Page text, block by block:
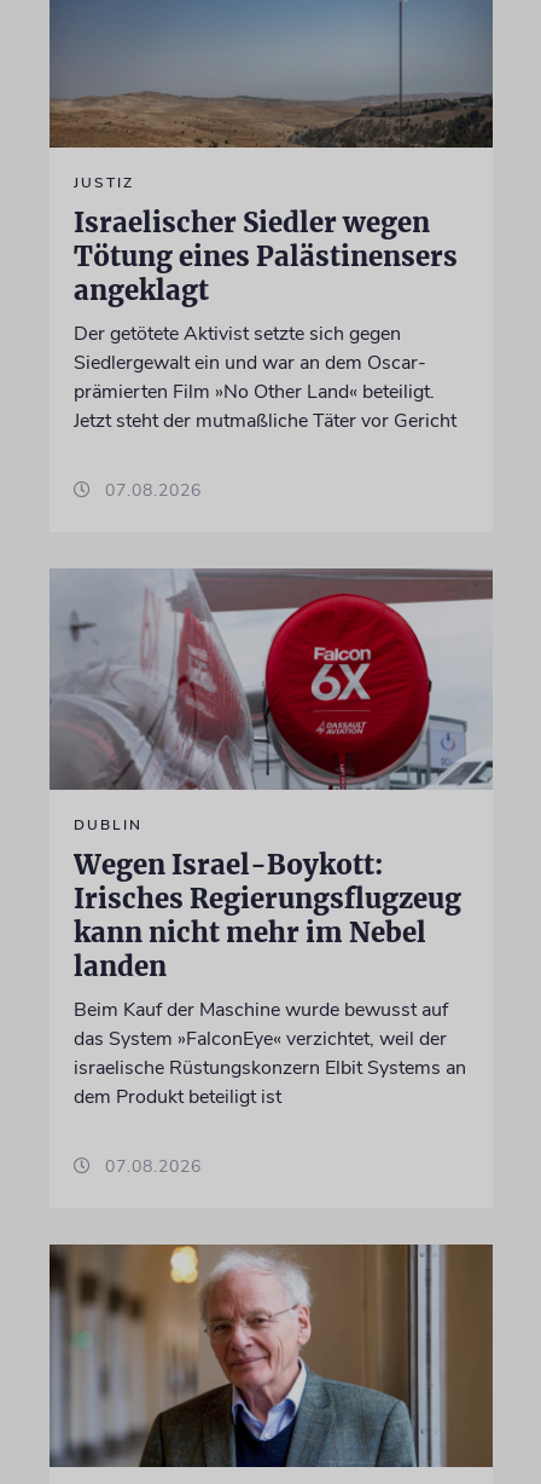
JUSTIZ
Israelischer Siedler wegen
Tötung eines Palästinensers
angeklagt
Der getötete Aktivist setzte sich gegen
Siedlergewalt ein und war an dem Oscar-
prämierten Film »No Other Land« beteiligt.
Jetzt steht der mutmaßliche Täter vor Gericht
07.08.2026
DUBLIN
Wegen Israel-Boykott:
Irisches Regierungsflugzeug
kann nicht mehr im Nebel
landen
Beim Kauf der Maschine wurde bewusst auf
das System »FalconEye« verzichtet, weil der
israelische Rüstungskonzern Elbit Systems an
dem Produkt beteiligt ist
07.08.2026